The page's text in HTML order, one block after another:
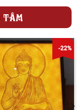
TÂM
-22%